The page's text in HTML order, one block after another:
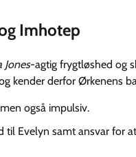
Imhotep
Jones-agtig frygtløshed og
kender derfor Ørkenens
også impulsiv.
til Evelyn samt ansvar for